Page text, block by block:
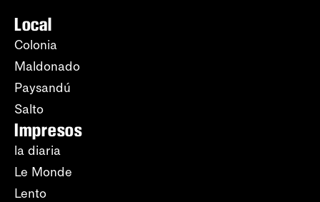
Local
Colonia
Maldonado
Paysandú
Salto
Impresos
la diaria
Le Monde
Lento